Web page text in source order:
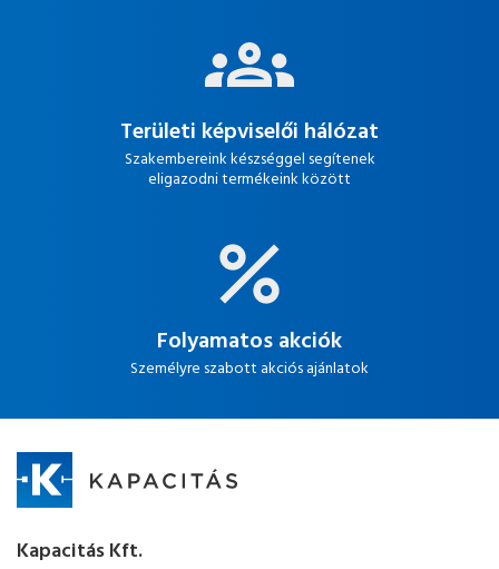
Területi képviselői hálózat
Szakembereink készséggel segítenek
eligazodni termékeink között
Folyamatos akciók
Személyre szabott akciós ajánlatok
Kapacitás Kft.